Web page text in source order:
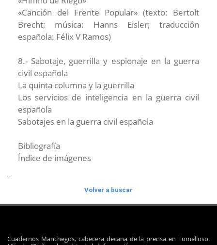
«Canción del Frente Popular» (texto: Bertolt
Brecht; música: Hanns Eisler; traducción
española: Félix V Ramos)
8.- Sabotaje, guerrilla y espionaje en la guerra
civil española
La quinta columna y la guerrilla
Los servicios de inteligencia en la guerra civil
española
Sabotajes en la guerra civil española
Bibliografía
Índice de imágenes
'
Volver a buscar
Cuadernos Manchegos, cabecera decana de la prensa en Tomelloso.